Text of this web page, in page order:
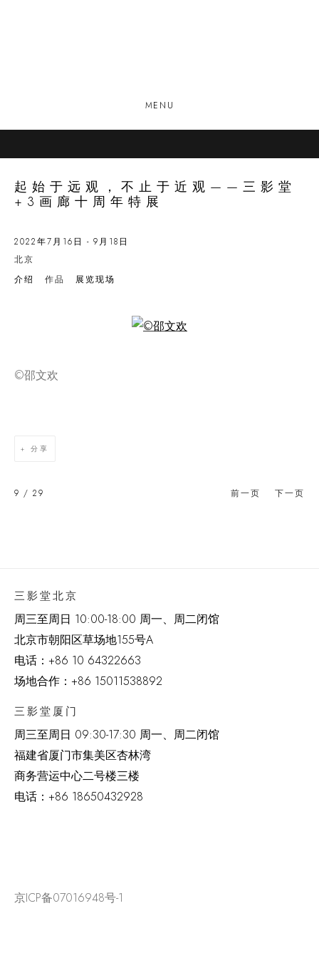
MENU
起始于远观，不止于近观——三影堂
+3画廊十周年特展
2022年7月16日 - 9月18日
北京
介绍
作品 展览现场
Open a larger version of the following image in a popup:
©️邵文欢
分享
前一页 下一页
9 / 29
三影堂北京
周三至周日 10:00-18:00 周一、周二闭馆
北京市朝阳区草场地155号A
电话： +86 10 64322663
场地合作：+86 15011538892
三影堂厦门
周三至周日 09:30-17:30 周一、周二闭馆
福建省厦门市集美区杏林湾
商务营运中心二号楼三楼
电话： +86 18650432928
京ICP备07016948号-1